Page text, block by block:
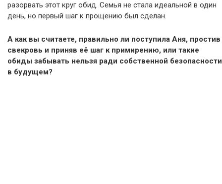
разорвать этот круг обид. Семья не стала идеальной в один
день, но первый шаг к прощению был сделан.
А как вы считаете, правильно ли поступила Аня, простив
свекровь и приняв её шаг к примирению, или такие
обиды забывать нельзя ради собственной безопасности
в будущем?